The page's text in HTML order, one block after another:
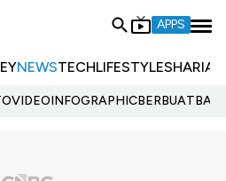
APPS
NEWSTECHLIFESTYLESHARIA
VIDEOINFOGRAPHIC